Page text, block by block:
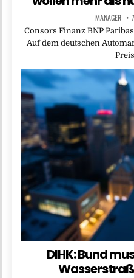
MANAGER
Consors Finanz BNP
Auf dem deutschen
DIHK: Bund